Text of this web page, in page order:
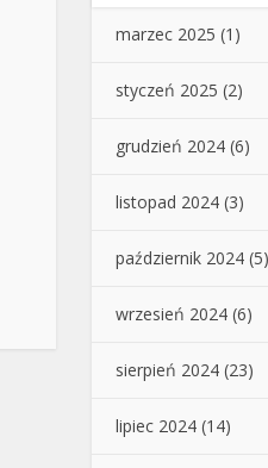
marzec 2025 (1)
styczeń 2025 (2)
grudzień 2024 (6)
listopad 2024 (3)
październik 2024 (5)
wrzesień 2024 (6)
sierpień 2024 (23)
lipiec 2024 (14)